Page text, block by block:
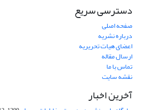
دسترسی سریع
صفحه اصلی
درباره نشریه
اعضای هیات تحریریه
ارسال مقاله
تماس با ما
نقشه سایت
آخرین اخبار